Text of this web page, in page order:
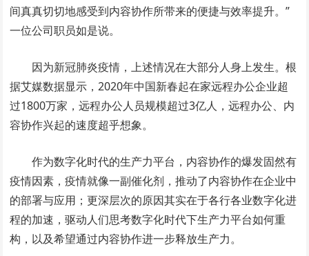
间真真切切地感受到内容协作所带来的便捷与效率提升。”
一位公司职员如是说。
因为新冠肺炎疫情，上述情况在大部分人身上发生。根
据艾媒数据显示，2020年中国新春起在家远程办公企业超
过1800万家，远程办公人员规模超过3亿人，远程办公、内
容协作兴起的速度超乎想象。
作为数字化时代的生产力平台，内容协作的爆发固然有
疫情因素，疫情就像一副催化剂，推动了内容协作在企业中
的部署与应用；更深层次的原因其实在于各行各业数字化进
程的加速，驱动人们思考数字化时代下生产力平台如何重
构，以及希望通过内容协作进一步释放生产力。